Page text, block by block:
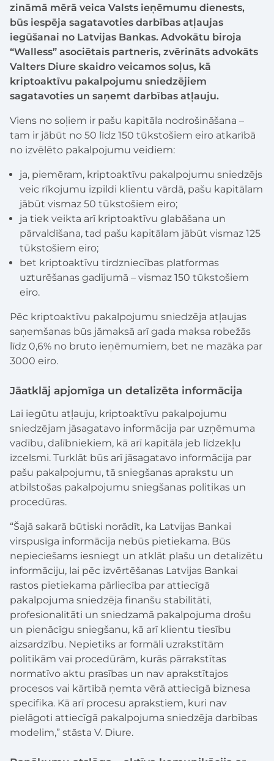
zināmā mērā veica Valsts ieņēmumu dienests,
būs iespēja sagatavoties darbības atļaujas
iegūšanai no Latvijas Bankas. Advokātu biroja
“Walless” asociētais partneris, zvērināts advokāts
Valters Diure skaidro veicamos soļus, kā
kriptoaktīvu pakalpojumu sniedzējiem
sagatavoties un saņemt darbības atļauju.
Viens no soļiem ir pašu kapitāla nodrošināšana –
tam ir jābūt no 50 līdz 150 tūkstošiem eiro atkarībā
no izvēlēto pakalpojumu veidiem:
ja, piemēram, kriptoaktīvu pakalpojumu sniedzējs
veic rīkojumu izpildi klientu vārdā, pašu kapitālam
jābūt vismaz 50 tūkstošiem eiro;
ja tiek veikta arī kriptoaktīvu glabāšana un
pārvaldīšana, tad pašu kapitālam jābūt vismaz 125
tūkstošiem eiro;
bet kriptoaktīvu tirdzniecības platformas
uzturēšanas gadījumā – vismaz 150 tūkstošiem
eiro.
Pēc kriptoaktīvu pakalpojumu sniedzēja atļaujas
saņemšanas būs jāmaksā arī gada maksa robežās
līdz 0,6% no bruto ieņēmumiem, bet ne mazāka par
3000 eiro.
Jāatklāj apjomīga un detalizēta informācija
Lai iegūtu atļauju, kriptoaktīvu pakalpojumu
sniedzējam jāsagatavo informācija par uzņēmuma
vadību, dalībniekiem, kā arī kapitāla jeb līdzekļu
izcelsmi. Turklāt būs arī jāsagatavo informācija par
pašu pakalpojumu, tā sniegšanas aprakstu un
atbilstošas pakalpojumu sniegšanas politikas un
procedūras.
“Šajā sakarā būtiski norādīt, ka Latvijas Bankai
virspusīga informācija nebūs pietiekama. Būs
nepieciešams iesniegt un atklāt plašu un detalizētu
informāciju, lai pēc izvērtēšanas Latvijas Bankai
rastos pietiekama pārliecība par attiecīgā
pakalpojuma sniedzēja finanšu stabilitāti,
profesionalitāti un sniedzamā pakalpojuma drošu
un pienācīgu sniegšanu, kā arī klientu tiesību
aizsardzību. Nepietiks ar formāli uzrakstītām
politikām vai procedūrām, kurās pārrakstītas
normatīvo aktu prasības un nav aprakstītajos
procesos vai kārtībā ņemta vērā attiecīgā biznesa
specifika. Kā arī procesu aprakstiem, kuri nav
pielāgoti attiecīgā pakalpojuma sniedzēja darbības
modelim,” stāsta V. Diure.